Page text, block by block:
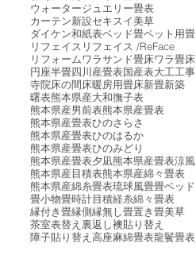
ウォータージュエリー畳表
カーテン新設セキスイ美草
ダイケン和紙表ベッド畳ペット用畳
リフェイス リフェイス /ReFace
リフォームワラサンド畳床ワラ畳床
円座半畳四川産畳表国産表大工工事
寺院床の間床暖房用畳床新畳新築
曙表熊本県産大和撫子表
熊本県産男前表熊本県産畳表
熊本県産畳表ひのさらさ
熊本県産畳表ひのはるか
熊本県産畳表ひのみどり
熊本県産畳表夕凪熊本県産畳表涼風
熊本県産目積表熊本県産綿々畳表
熊本県産綿糸畳表琉球風畳畳ベッド
畳小物畳時計目積経糸綿々畳表
縁付き畳縁側縁無し畳置き畳美草
茶室表替え 裏返し襖貼り替え
障子貼り替え 高座麻綿畳表龍鬢畳表